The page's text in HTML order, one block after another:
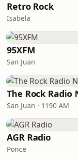
Retro Rock
Isabela
95XFM
San Juan
San Juan · 1190 AM
AGR Radio
Ponce